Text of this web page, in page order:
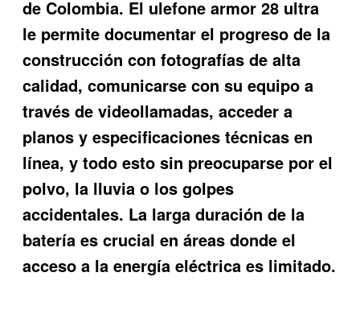
de Colombia. El ulefone armor 28 ultra
le permite documentar el progreso de la
construcción con fotografías de alta
calidad, comunicarse con su equipo a
través de videollamadas, acceder a
planos y especificaciones técnicas en
línea, y todo esto sin preocuparse por el
polvo, la lluvia o los golpes
accidentales. La larga duración de la
batería es crucial en áreas donde el
acceso a la energía eléctrica es limitado.